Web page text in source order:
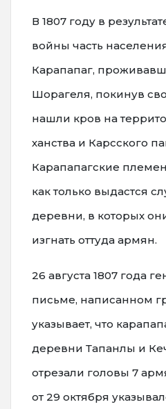
В 1807 году в
войны часть
Карапапаг,
Шорагеля, покинув
нашли кров на
ханства и Карсского
Карапапагские
как только выдастся
деревни, в которых
изгнать оттуда армян.
26 августа 1807 года
письме, написанном
указывает, что
деревни Тапанлы и
отрезали головы 7
от 29 октября